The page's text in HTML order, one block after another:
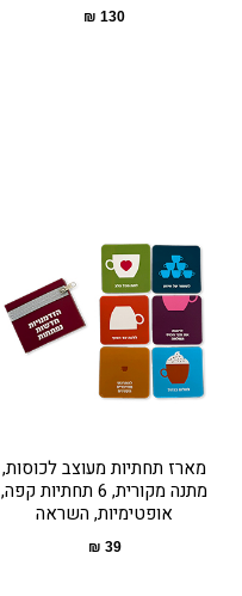
130
₪
מארז תחתיות מעוצב לכוסות,
מתנה מקורית, 6 תחתיות קפה,
אופטימיות, השראה
39
₪